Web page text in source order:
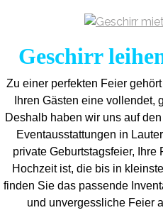
Geschirr
Zu einer perfekten Feier
Ihren Gästen eine vollendet,
Deshalb haben wir uns auf
Eventausstattungen in
private Geburtstagsfeier,
Hochzeit ist, die bis in
finden Sie das passende
und unvergess liche Feier